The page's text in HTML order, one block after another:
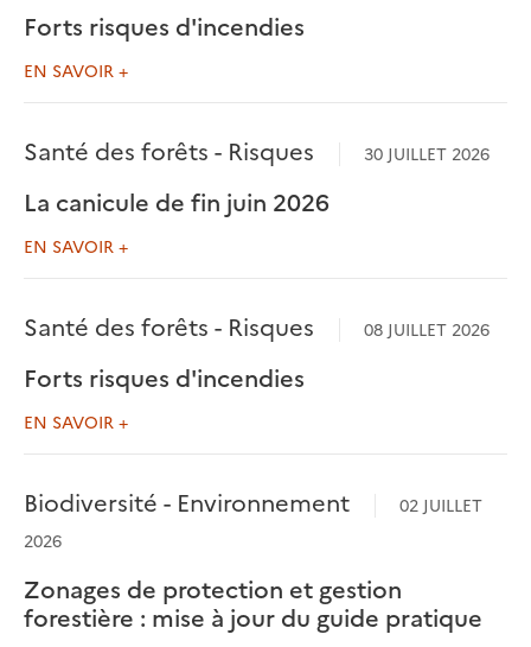
Forts risques d'incendies
EN SAVOIR +
Santé des forêts - Risques 30 JUILLET 2026
La canicule de fin juin 2026
EN SAVOIR +
Santé des forêts - Risques 08 JUILLET 2026
Forts risques d'incendies
EN SAVOIR +
Biodiversité - Environnement
02 JUILLET
2026
Zonages de protection et gestion
forestière : mise à jour du guide pratique